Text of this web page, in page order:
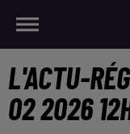
L'ACTU-
02 2026